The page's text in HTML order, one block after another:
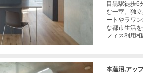
目黒駅徒歩6
む一室。独
ートやラワ
な都市生活
フィス利用
本蓮沼,アッ